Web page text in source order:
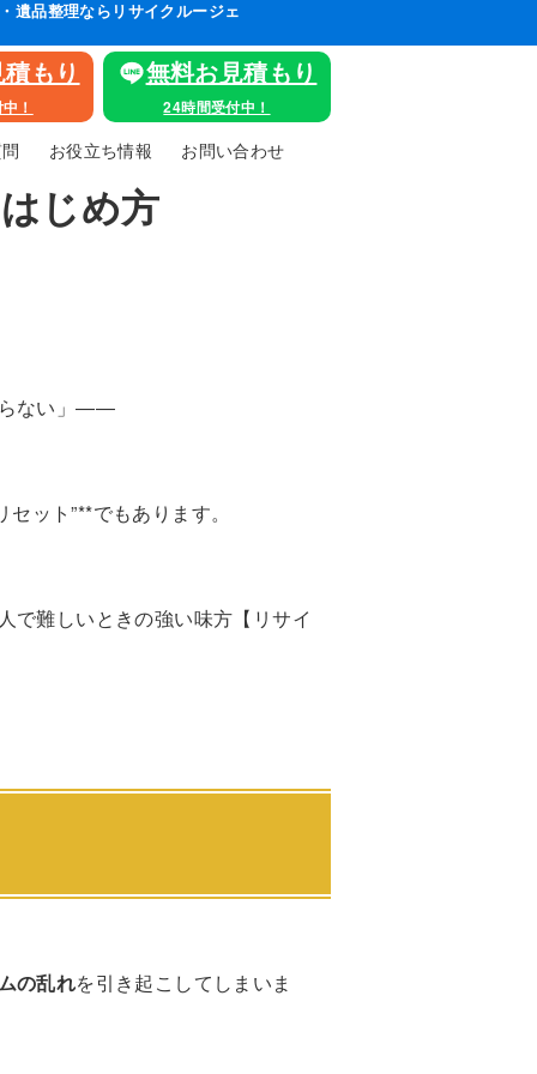
遺品整理ならリサイクルージェ
もり
！
無料お見積もり
24時間受付中！
お役立ち情報 お問い合わせ
じめ方
らない」――
ット”**でもあります。
で難しいときの強い味方【リサイ
の乱れを引き起こしてしまいま